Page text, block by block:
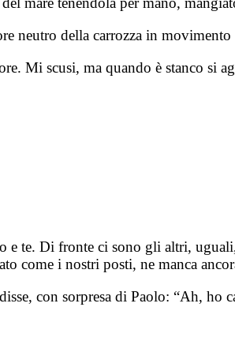
neutro della carrozza in
Mi scusi, ma quando è stanco si
e te. Di fronte ci sono gli altri,
come i nostri posti, ne manca
con sorpresa di Paolo: “Ah, ho